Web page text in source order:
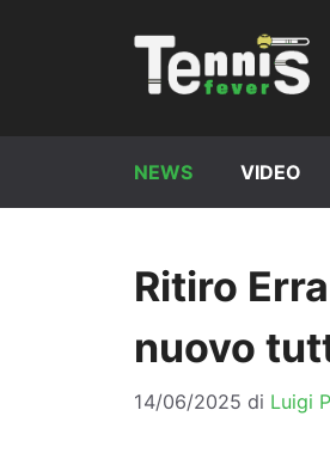
NEWS VIDEO
Ritiro
nuovo
14/06/2025 di Luigi